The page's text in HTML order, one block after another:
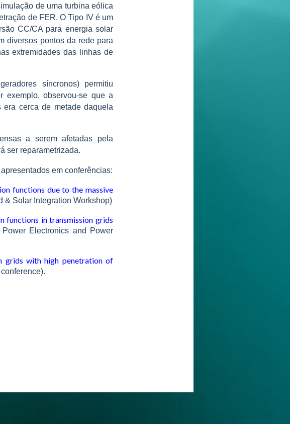
de uma turbina eólica
de FER. O Tipo IV é um
CC/CA para energia solar
diversos pontos da rede para
extremidades das linhas de
síncronos) permitiu
exemplo, observou-se que a
era cerca de metade daquela
a serem afetadas pela
ser reparametrizada.
em conferências:
functions due to the massive
& Solar Integration Workshop)
functions in transmission grids
Electronics and Power
grids with high penetration of